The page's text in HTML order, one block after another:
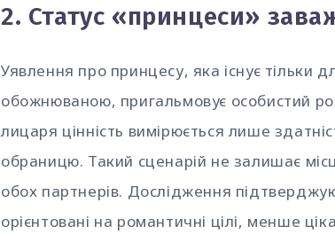
2. Статус «принцеси»
Уявлення про принцесу, яка існує тільки
обожнюваною, пригальмовує особистий
лицаря цінність вимірюється лише
обраницю. Такий сценарій не залишає
обох партнерів. Дослідження
орієнтовані на романтичні цілі, менше